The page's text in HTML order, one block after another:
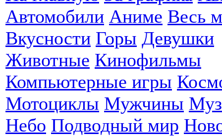
Автомобили Аниме Весь
Вкусности Горы Девушки
Животные Кинофильмы
Компьютерные игры
Мотоциклы Мужчины
Небо Подводный мир